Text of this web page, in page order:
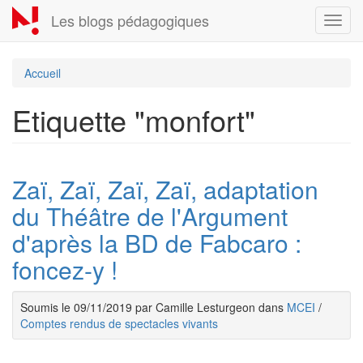
Aller
au
contenu
Les blogs pédagogiques
Accueil
Etiquette "monfort"
Zaï, Zaï, Zaï, Zaï, adaptation
du Théâtre de l'Argument
d'après la BD de Fabcaro :
foncez-y !
Soumis le 09/11/2019 par Camille Lesturgeon dans MCEI /
Comptes rendus de spectacles vivants